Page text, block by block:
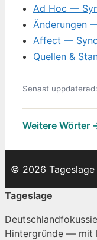
Ad Hoc —
Änderungen
Affect —
Quellen &
Senast
Weitere Wörter
© 2026 Tageslage
Tageslage
Hintergründe — mit